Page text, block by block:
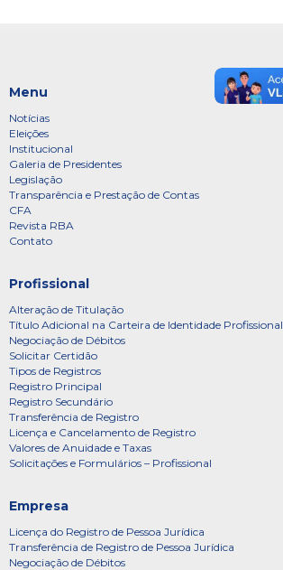
Menu
Notícias
Eleições
Institucional
Galeria de Presidentes
Legislação
Transparência e Prestação de Contas
CFA
Revista RBA
Contato
Profissional
Alteração de Titulação
Título Adicional na Carteira de Identidade Profissional
Negociação de Débitos
Solicitar Certidão
Tipos de Registros
Registro Principal
Registro Secundário
Transferência de Registro
Licença e Cancelamento de Registro
Valores de Anuidade e Taxas
Solicitações e Formulários – Profissional
Empresa
Licença do Registro de Pessoa Jurídica
Transferência de Registro de Pessoa Jurídica
Negociação de Débitos